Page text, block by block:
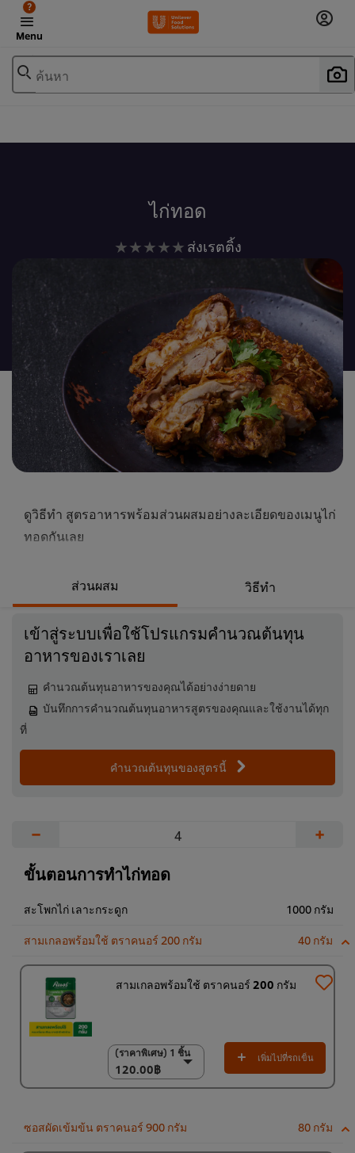
Menu
?
ค้นหา
ไก่ทอด
ไม่มี
การ
คะแนน
สำหรับ
recipe
นี้
ส่งเรตติ้ง
ดูวิธีทำ สูตรอาหารพร้อมส่วนผสมอย่างละเอียดของเมนูไก่
ทอดกันเลย
ส่วนผสม วิธีทำ
เข้าสู่ระบบเพื่อใช้โปรแกรมคำนวณต้นทุน
อาหารของเราเลย
คำนวณต้นทุนอาหารของคุณได้อย่างง่ายดาย
บันทึกการคำนวณต้นทุนอาหารสูตรของคุณและใช้งานได้ทุก
ที่
คำนวณต้นทุนของสูตรนี้
− +
ขั้นตอนการทำไก่ทอด
สะโพกไก่ เลาะกระดูก 1000 กรัม
สามเกลอพร้อมใช้ ตราคนอร์ 200 กรัม 40 กรัม
สามเกลอพร้อมใช้ ตราคนอร์ 200 กรัม
(ราคาพิเศษ) 1 ชิ้น
120.00฿
(ราคาพิเศษ) 1 ชิ้น
120.00฿
(ราคาพิเศษ) แพ็ค 10
1,200.00฿
เพิ่มไปที่รถเข็น
ซอสผัดเข้มข้น ตราคนอร์ 900 กรัม 80 กรัม